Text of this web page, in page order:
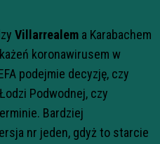
Villarrealem a Karabachem
koronawirusem w
podejmie decyzję, czy
Podwodnej, czy
Bardziej
nr jeden, gdyż to starcie